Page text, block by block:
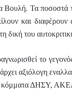
Βουλή. Τα ποσοστά
και
δική του
το
αξιόλογη
κόμματα ΔΗΣΥ,